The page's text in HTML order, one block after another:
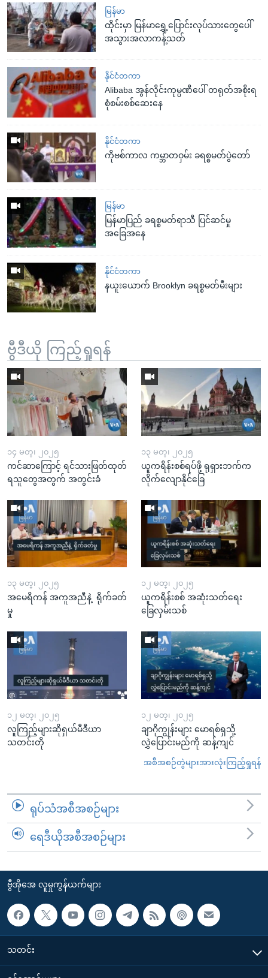
မြန်မာ
ထိုင်းမှာ မြန်မာရွှေ့ပြောင်းလုပ်သားတွေပေါ်
အသွားအလာကန့်သတ်
နိုင်ငံတကာ
Alibaba အွန်လိုင်းကုမ္ပဏီပေါ် တရုတ်အစိုးရ
စုံစမ်းစစ်ဆေးနေ
နိုင်ငံတကာ
ကိုဗစ်ကာလ ကမ္ဘာတဝှမ်း ခရစ္စမတ်ပွဲတော်
မြန်မာ
မြန်မာပြည် ခရစ္စမတ်ရာသီ ပြင်ဆင်မှု
အခြေအနေ
နိုင်ငံတကာ
နယူးယောက် Brooklyn ခရစ္စမတ်မီးများ
ဗွီဒီယို ကြည့်ရှုရန်
၁၄ မတ္၊ ၂၀၂၅
ကင်ဆာကြောင့် ရင်သားဖြတ်ထုတ်
ရသူတွေအတွက် အတွင်းခံ
၁၃ မတ္၊ ၂၀၂၅
ယူကရိန်းစစ်ရပ်ဖို့ ရုရှားဘက်က
လိုက်လျောနိုင်ခြေ
၁၃ မတ္၊ ၂၀၂၅
အမေရိကန် အကူအညီနဲ့ ရိုက်ခတ်
မှု
၁၂ မတ္၊ ၂၀၂၅
ယူကရိန်းစစ် အဆုံးသတ်ရေး
ခြေလှမ်းသစ်
၁၂ မတ္၊ ၂၀၂၅
လူကြည့်များဆိုရှယ်မီဒီယာ
သတင်းတို
၁၂ မတ္၊ ၂၀၂၅
ချာဂိုကျွန်းများ မောရစ်ရှသို့
လွှဲပြောင်းမည်ကို ဆန့်ကျင်
အစီအစဉ်တွဲများအားလုံးကြည့်ရှုရန်
ရုပ်သံအစီအစဉ်များ
ရေဒီယိုအစီအစဉ်များ
ဗွီအိုအေ လူမှုကွန်ယက်များ
သတင်း